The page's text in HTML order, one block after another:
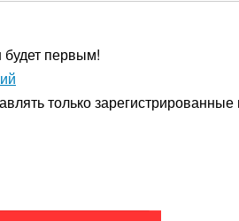
первым!
толькозарегистрированные